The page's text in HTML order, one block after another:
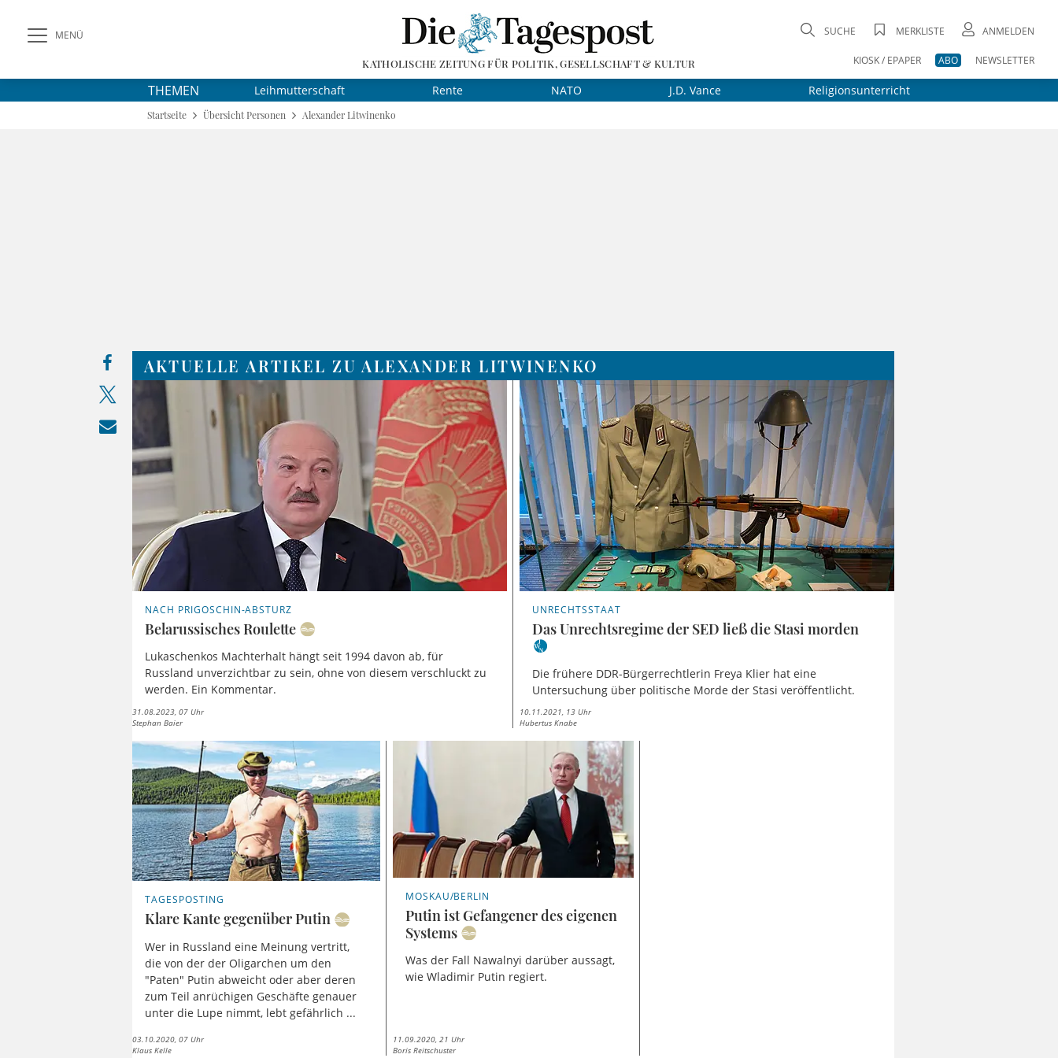
MENÜ
KATHOLISCHE ZEITUNG FÜR POLITIK, GESELLSCHAFT & KULTUR
SUCHE MERKLISTE ANMELDEN
KIOSK / EPAPER ABO NEWSLETTER
THEMEN Leihmutterschaft Rente NATO J.D. Vance Religionsunterricht
Startseite Übersicht Personen Alexander Litwinenko
AKTUELLE ARTIKEL ZU ALEXANDER LITWINENKO
NACH PRIGOSCHIN-ABSTURZ
Belarussisches Roulette
Lukaschenkos Machterhalt hängt seit 1994 davon ab, für
Russland unverzichtbar zu sein, ohne von diesem verschluckt zu
werden. Ein Kommentar.
31.08.2023, 07 Uhr
Stephan Baier
UNRECHTSSTAAT
Das Unrechtsregime der SED ließ die Stasi morden
Die frühere DDR-Bürgerrechtlerin Freya Klier hat eine
Untersuchung über politische Morde der Stasi veröffentlicht.
10.11.2021, 13 Uhr
Hubertus Knabe
TAGESPOSTING
Klare Kante gegenüber Putin
Wer in Russland eine Meinung vertritt,
die von der der Oligarchen um den
"Paten" Putin abweicht oder aber deren
zum Teil anrüchigen Geschäfte genauer
unter die Lupe nimmt, lebt gefährlich ...
03.10.2020, 07 Uhr
Klaus Kelle
MOSKAU/BERLIN
Putin ist Gefangener des eigenen
Systems
Was der Fall Nawalnyi darüber aussagt,
wie Wladimir Putin regiert.
11.09.2020, 21 Uhr
Boris Reitschuster